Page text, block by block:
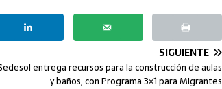
SIGUIENTE
entrega recursos para la construcción de aulas
y baños, con Programa 3×1 para Migrantes